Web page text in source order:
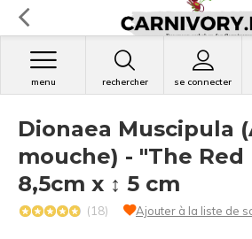
rechercher se connecter
menu
Dionaea Muscipula
mouche) - "The Red
8,5cm x ↕ 5 cm
(18) Ajouter à la liste de